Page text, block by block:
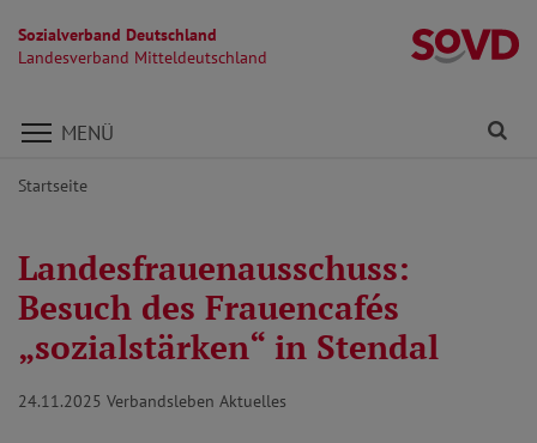
Sozialverband Deutschland
Landesverband Mitteldeutschland
Direkt zu den Inhalten springen
MENÜ
Startseite
Landesfrauenausschuss:
Besuch des Frauencafés
„sozialstärken“ in Stendal
24.11.2025 Verbandsleben Aktuelles